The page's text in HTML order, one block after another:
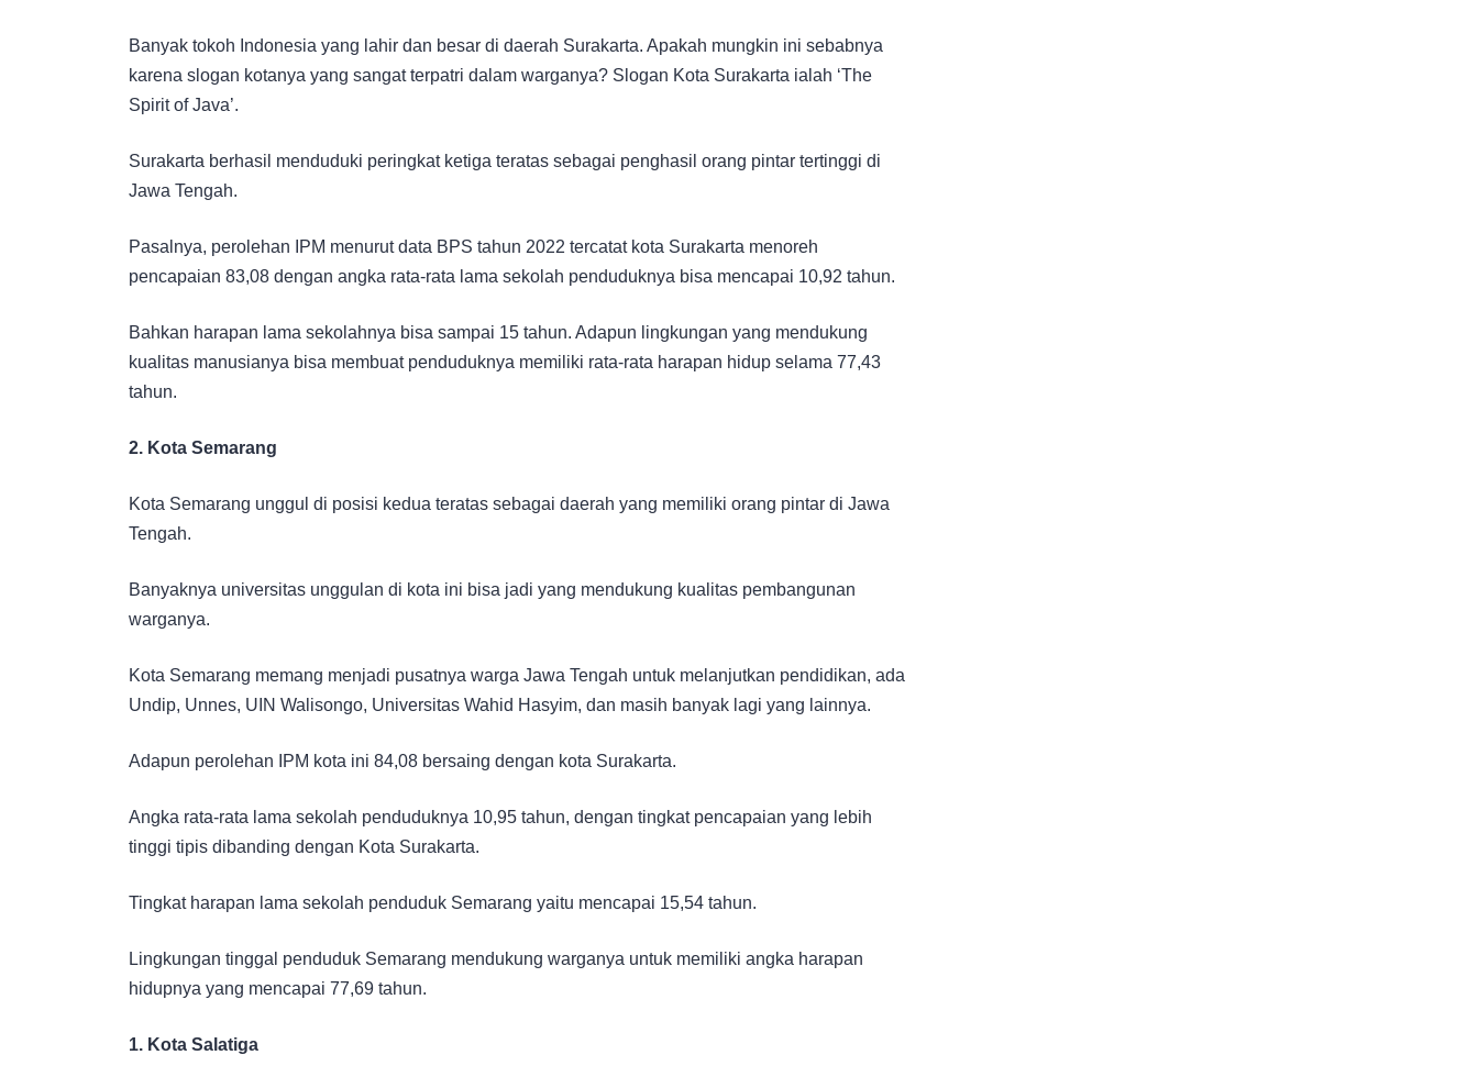
Banyak tokoh Indonesia yang lahir dan besar di daerah Surakarta. Apakah mungkin ini sebabnya
karena slogan kotanya yang sangat terpatri dalam warganya? Slogan Kota Surakarta ialah ‘The
Spirit of Java’.
Surakarta berhasil menduduki peringkat ketiga teratas sebagai penghasil orang pintar tertinggi di
Jawa Tengah.
Pasalnya, perolehan IPM menurut data BPS tahun 2022 tercatat kota Surakarta menoreh
pencapaian 83,08 dengan angka rata-rata lama sekolah penduduknya bisa mencapai 10,92 tahun.
Bahkan harapan lama sekolahnya bisa sampai 15 tahun. Adapun lingkungan yang mendukung
kualitas manusianya bisa membuat penduduknya memiliki rata-rata harapan hidup selama 77,43
tahun.
2. Kota Semarang
Kota Semarang unggul di posisi kedua teratas sebagai daerah yang memiliki orang pintar di Jawa
Tengah.
Banyaknya universitas unggulan di kota ini bisa jadi yang mendukung kualitas pembangunan
warganya.
Kota Semarang memang menjadi pusatnya warga Jawa Tengah untuk melanjutkan pendidikan, ada
Undip, Unnes, UIN Walisongo, Universitas Wahid Hasyim, dan masih banyak lagi yang lainnya.
Adapun perolehan IPM kota ini 84,08 bersaing dengan kota Surakarta.
Angka rata-rata lama sekolah penduduknya 10,95 tahun, dengan tingkat pencapaian yang lebih
tinggi tipis dibanding dengan Kota Surakarta.
Tingkat harapan lama sekolah penduduk Semarang yaitu mencapai 15,54 tahun.
Lingkungan tinggal penduduk Semarang mendukung warganya untuk memiliki angka harapan
hidupnya yang mencapai 77,69 tahun.
1. Kota Salatiga